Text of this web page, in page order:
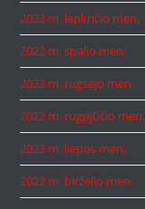
2022 m. lapkričio mėn.
2022 m. spalio mėn.
2022 m. rugsėjo mėn.
2022 m. rugpjūčio mėn.
2022 m. liepos mėn.
2022 m. birželio mėn.